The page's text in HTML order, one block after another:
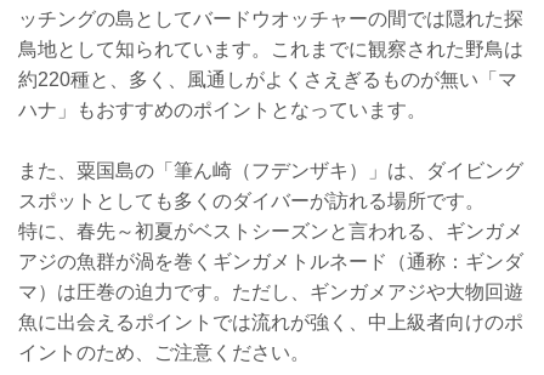
ッチングの島としてバードウオッチャーの間では隠れた探
鳥地として知られています。これまでに観察された野鳥は
約220種と、多く、風通しがよくさえぎるものが無い「マ
ハナ」もおすすめのポイントとなっています。
また、粟国島の「筆ん崎（フデンザキ）」は、ダイビング
スポットとしても多くのダイバーが訪れる場所です。
特に、春先～初夏がベストシーズンと言われる、ギンガメ
アジの魚群が渦を巻くギンガメトルネード（通称：ギンダ
マ）は圧巻の迫力です。ただし、ギンガメアジや大物回遊
魚に出会えるポイントでは流れが強く、中上級者向けのポ
イントのため、ご注意ください。